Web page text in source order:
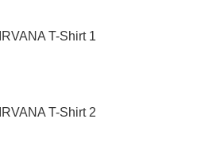
T-Shirt 1
T-Shirt 2